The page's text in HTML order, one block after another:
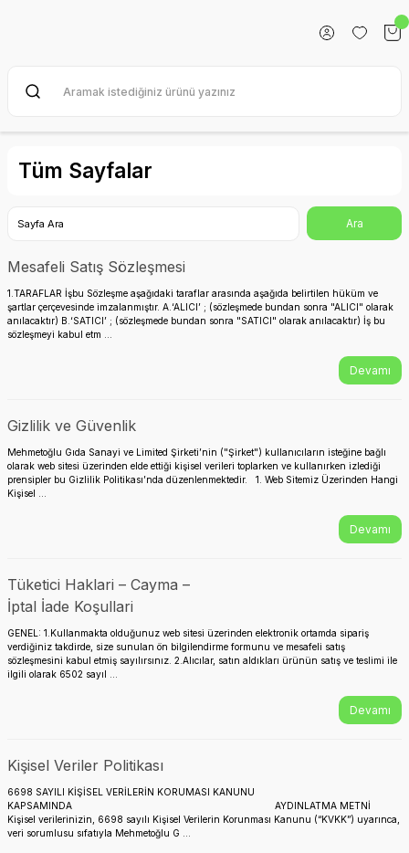
Tüm Sayfalar
Mesafeli Satış Sözleşmesi
1.TARAFLAR İşbu Sözleşme aşağıdaki taraflar arasında aşağıda belirtilen hüküm ve
şartlar çerçevesinde imzalanmıştır. A.‘ALICI’ ; (sözleşmede bundan sonra "ALICI" olarak
anılacaktır) B.‘SATICI’ ; (sözleşmede bundan sonra "SATICI" olarak anılacaktır) İş bu
sözleşmeyi kabul etm ...
Devamı
Gizlilik ve Güvenlik
Mehmetoğlu Gıda Sanayi ve Limited Şirketi’nin ("Şirket") kullanıcıların isteğine bağlı
olarak web sitesi üzerinden elde ettiği kişisel verileri toplarken ve kullanırken izlediği
prensipler bu Gizlilik Politikası’nda düzenlenmektedir. 1. Web Sitemiz Üzerinden Hangi
Kişisel ...
Devamı
Tüketici Haklari – Cayma –
İptal İade Koşullari
GENEL: 1.Kullanmakta olduğunuz web sitesi üzerinden elektronik ortamda sipariş
verdiğiniz takdirde, size sunulan ön bilgilendirme formunu ve mesafeli satış
sözleşmesini kabul etmiş sayılırsınız. 2.Alıcılar, satın aldıkları ürünün satış ve teslimi ile
ilgili olarak 6502 sayıl ...
Devamı
Kişisel Veriler Politikası
6698 SAYILI KİŞİSEL VERİLERİN KORUMASI KANUNU
KAPSAMINDA AYDINLATMA METNİ
Kişisel verilerinizin, 6698 sayılı Kişisel Verilerin Korunması Kanunu (“KVKK”) uyarınca,
veri sorumlusu sıfatıyla Mehmetoğlu G ...